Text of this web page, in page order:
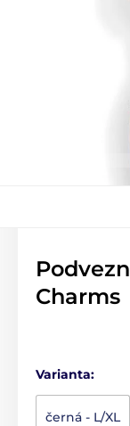
Charms
Varianta:
černá - L/XL